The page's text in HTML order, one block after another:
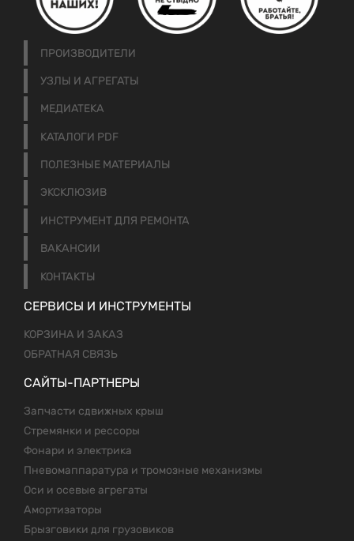
ПРОИЗВОДИТЕЛИ
УЗЛЫ И АГРЕГАТЫ
МЕДИАТЕКА
КАТАЛОГИ PDF
ПОЛЕЗНЫЕ МАТЕРИАЛЫ
ЭКСКЛЮЗИВ
ИНСТРУМЕНТ ДЛЯ РЕМОНТА
ВАКАНСИИ
КОНТАКТЫ
СЕРВИСЫ И ИНСТРУМЕНТЫ
КОРЗИНА И ЗАКАЗ
ОБРАТНАЯ СВЯЗЬ
САЙТЫ-ПАРТНЕРЫ
Запчасти сдвижных крыш
Стремянки и рессоры
Фонари и электрика
Пневомаппаратура и тромозные механизмы
Оси и осевые агрегаты
Амортизаторы
Брызговики для грузовиков